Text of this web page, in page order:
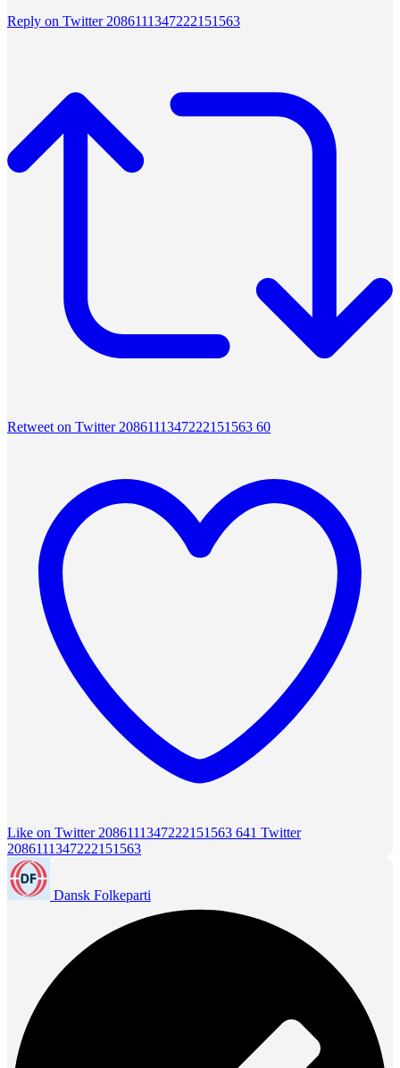
Reply on Twitter 2086111347222151563
Retweet on Twitter 2086111347222151563 60
Like on Twitter 2086111347222151563 641 Twitter
2086111347222151563
Dansk Folkeparti